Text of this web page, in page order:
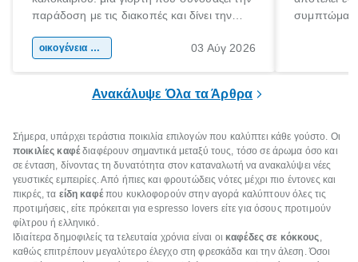
παράδοση με τις διακοπές και δίνει την
χώρας. Είτε πρόκειται για λίγες μέρες
οικογένεια & παιδί 03 Αύγ 2026
Ανακάλυψε Όλα τα Άρθρα
Σήμερα, υπάρχει τεράστια ποικιλία επιλογών που καλύπτει κάθε γούστο. Οι
ποικιλίες καφέδιαφέρουν σημαντικά μεταξύ τους, τόσο σε άρωμα όσο και
σε ένταση, δίνοντας τη δυνατότητα στον καταναλωτή να ανακαλύψει νέες
γευστικές εμπειρίες. Από ήπιες και φρουτώδεις νότες μέχρι πιο έντονες και
πικρές, τα είδη καφέπου κυκλοφορούν στην αγορά καλύπτουν όλες τις
προτιμήσεις, είτε πρόκειται για espresso lovers είτε για όσους προτιμούν
φίλτρου ή ελληνικό.
Ιδιαίτερα δημοφιλείς τα τελευταία χρόνια είναι οι καφέδες σε κόκκους,
καθώς επιτρέπουν μεγαλύτερο έλεγχο στη φρεσκάδα και την άλεση. Όσοι